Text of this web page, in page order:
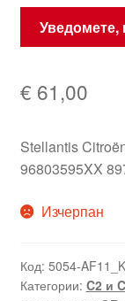
Уведомете,
€ 61,00
Stellantis
96803595XX
Изчерпан
Код: 5054-
Категории: C2 и